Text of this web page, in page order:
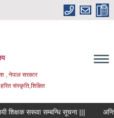
, नेपाल सरकार
संस्कृति,शिक्षित
शिक्षक सरूवा सम्बन्धि सूचना |||